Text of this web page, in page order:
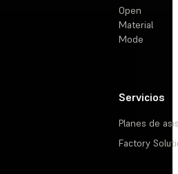
Open
Material
Mode
Servicios
Planes de
Factory